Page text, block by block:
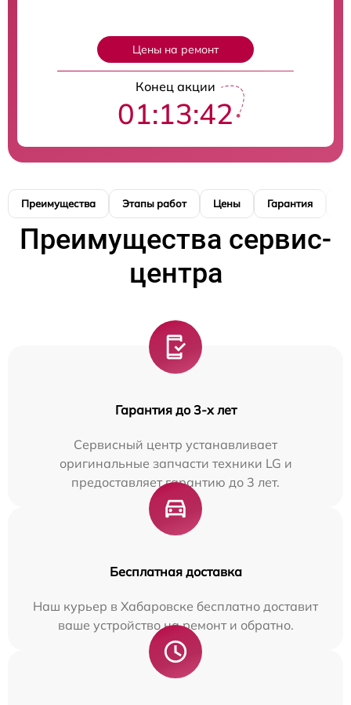
Цены на ремонт
Конец акции
01:13:41
Преимущества Этапы работ Цены Гарантия
Преимущества сервис-
центра
Гарантия до 3-х лет
Сервисный центр устанавливает
оригинальные запчасти техники LG и
предоставляет гарантию до 3 лет.
Бесплатная доставка
Наш курьер в Хабаровске бесплатно доставит
ваше устройство на ремонт и обратно.